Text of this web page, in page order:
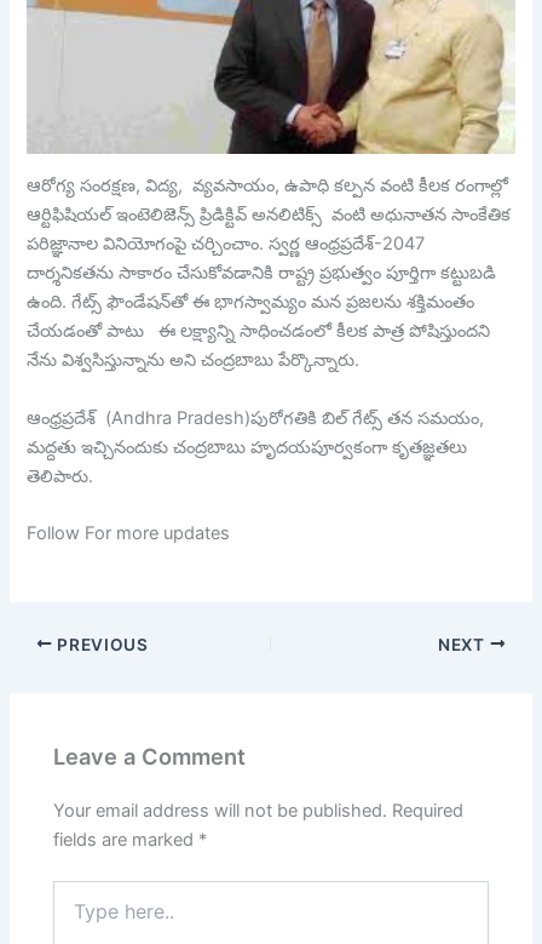
ఆరోగ్య సంరక్షణ, విద్య, వ్యవసాయం, ఉపాధి కల్పన వంటి కీలక రంగాల్లో
ఆర్టిఫిషియల్‌ ఇంటెలిజెన్స్‌ ప్రిడిక్టివ్‌ అనలిటిక్స్‌ వంటి అధునాతన సాంకేతిక
పరిజ్ఞానాల వినియోగంపై చర్చించాం. స్వర్ణ ఆంధ్రప్రదేశ్‌-2047
దార్శనికతను సాకారం చేసుకోవడానికి రాష్ట్ర ప్రభుత్వం పూర్తిగా కట్టుబడి
ఉంది. గేట్స్‌ ఫౌండేషన్‌తో ఈ భాగస్వామ్యం మన ప్రజలను శక్తిమంతం
చేయడంతో పాటు ఈ లక్ష్యాన్ని సాధించడంలో కీలక పాత్ర పోషిస్తుందని
నేను విశ్వసిస్తున్నాను అని చంద్రబాబు పేర్కొన్నారు.
ఆంధ్రప్రదేశ్‌ (Andhra Pradesh)పురోగతికి బిల్‌ గేట్స్‌ తన సమయం,
మద్దతు ఇచ్చినందుకు చంద్రబాబు హృదయపూర్వకంగా కృతజ్ఞతలు
తెలిపారు.
Follow For more updates
PREVIOUS NEXT
Leave a Comment
Your email address will not be published. Required
fields are marked *
here..